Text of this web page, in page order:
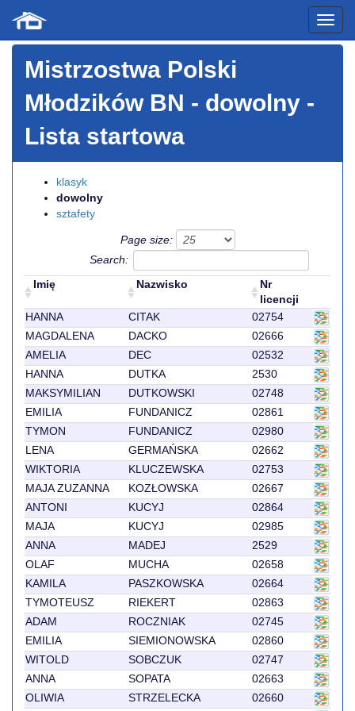
Mistrzostwa Polski
Młodzików BN - dowolny -
Lista startowa
klasyk
dowolny
sztafety
Page size:
Search:
Imię
Nazwisko
Nr
licencji
HANNA
CITAK
02754
MAGDALENA
DACKO
02666
AMELIA
DEC
02532
HANNA
DUTKA
2530
MAKSYMILIAN
DUTKOWSKI
02748
EMILIA
FUNDANICZ
02861
TYMON
FUNDANICZ
02980
LENA
GERMAŃSKA
02662
WIKTORIA
KLUCZEWSKA
02753
MAJA ZUZANNA
KOZŁOWSKA
02667
ANTONI
KUCYJ
02864
MAJA
KUCYJ
02985
ANNA
MADEJ
2529
OLAF
MUCHA
02658
KAMILA
PASZKOWSKA
02664
TYMOTEUSZ
RIEKERT
02863
ADAM
ROCZNIAK
02745
EMILIA
SIEMIONOWSKA
02860
WITOLD
SOBCZUK
02747
ANNA
SOPATA
02663
OLIWIA
STRZELECKA
02660